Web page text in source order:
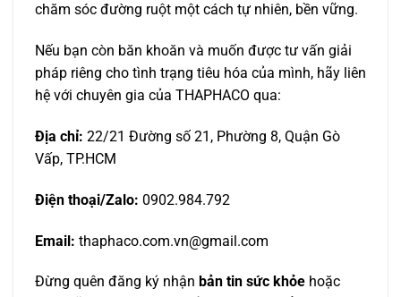
chăm sóc đường ruột một cách tự nhiên, bền vững.
Nếu bạn còn băn khoăn và muốn được tư vấn giải
pháp riêng cho tình trạng tiêu hóa của mình, hãy liên
hệ với chuyên gia của THAPHACO qua:
Địa chỉ: 22/21 Đường số 21, Phường 8, Quận Gò
Vấp, TP.HCM
Điện thoại/Zalo: 0902.984.792
Email: thaphaco.com.vn@gmail.com
Đừng quên đăng ký nhận bản tin sức khỏe hoặc